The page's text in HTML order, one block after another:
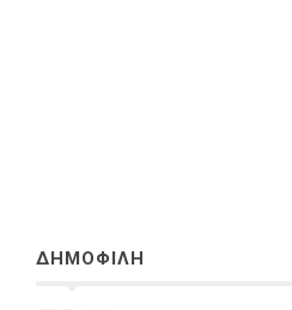
ΔΗΜΟΦΙΛΗ